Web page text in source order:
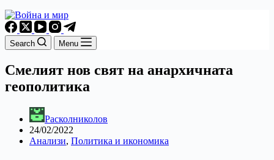
Search Menu
Смелият нов свят на анархичната
геополитика
Расколниколов
24/02/2022
Анализи, Политика и икономика